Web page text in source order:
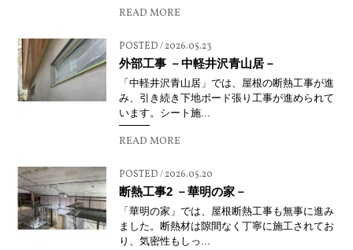
READ MORE
POSTED / 2026.05.23
外部工事 －中軽井沢青山居－
「中軽井沢青山居」では、屋根の断熱工事が進
み、引き続き下地ボード張り工事が進められて
います。シート施...
READ MORE
POSTED / 2026.05.20
断熱工事2 －華明の家－
「華明の家」では、屋根断熱工事も無事に進み
ました。断熱材は隙間なく丁寧に施工されてお
り、気密性もしっ...